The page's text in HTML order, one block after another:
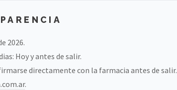
2026.
Hoy y antes de salir.
directamente con la farmacia antes de salir.
.